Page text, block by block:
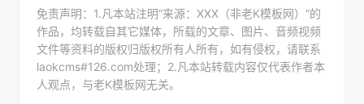
免责声明：1.凡本站注明“来源：XXX（非老K模板网）”的
作品，均转载自其它媒体，所载的文章、图片、音频视频
文件等资料的版权归版权所有人所有，如有侵权，请联系
laokcms#126.com处理；2.凡本站转载内容仅代表作者本
人观点，与老K模板网无关。